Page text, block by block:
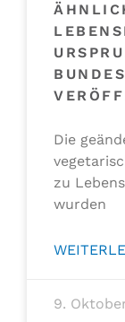
Die
zu
wurden
9.